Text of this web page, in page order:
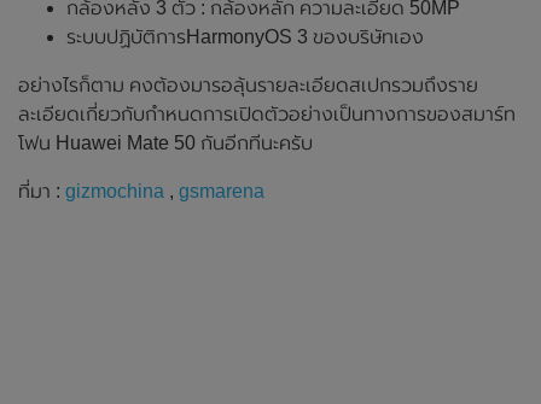
กล้องหลัง 3 ตัว : กล้องหลัก ความละเอียด 50MP
ระบบปฏิบัติการHarmonyOS 3 ของบริษัทเอง
อย่างไรก็ตาม คงต้องมารอลุ้นรายละเอียดสเปกรวมถึงราย
ละเอียดเกี่ยวกับกำหนดการเปิดตัวอย่างเป็นทางการของสมาร์ท
โฟน Huawei Mate 50 กันอีกทีนะครับ
ที่มา : gizmochina , gsmarena